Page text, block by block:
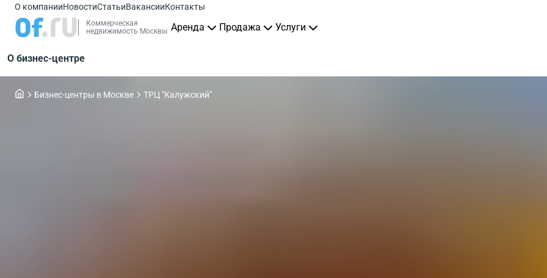
О компанииНовостиСтатьиВакансииКонтакты
Коммерческая
недвижимость Москвы Аренда Продажа Услуги
О бизнес-центре
Бизнес-центры в Москве ТРЦ "Калужский"